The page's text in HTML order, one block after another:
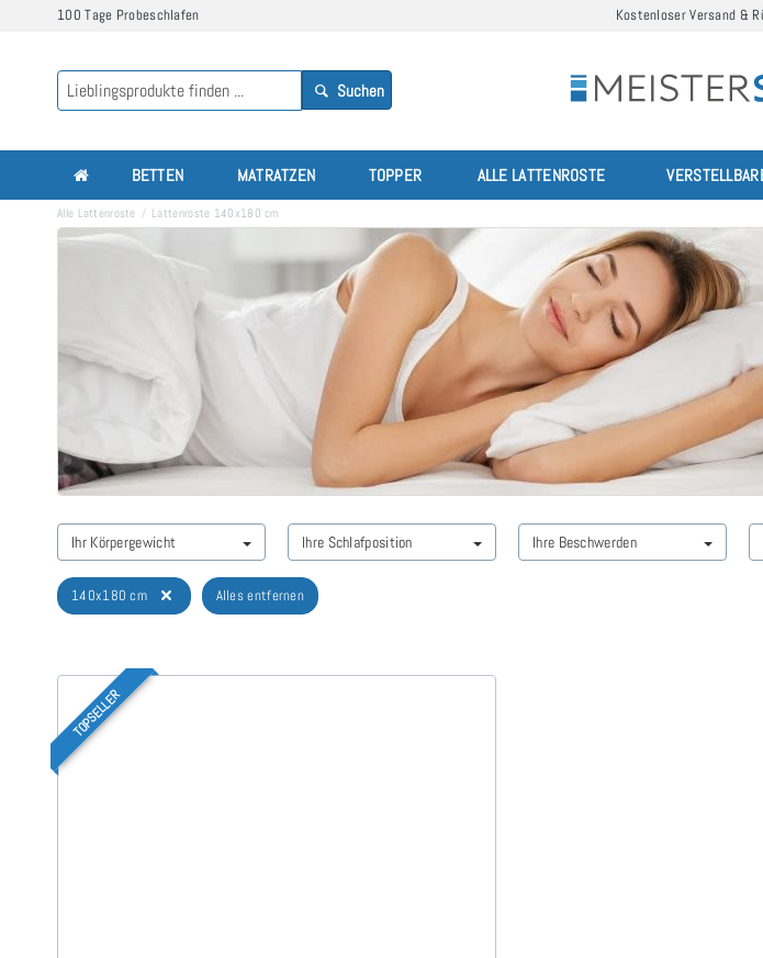
100 Tage Probeschlafen Kostenloser Versand &
Suchen
BETTEN MATRATZEN TOPPER ALLE LATTENROSTE
Alle Lattenroste Lattenroste 140x180 cm
Ihr Körpergewicht Ihre Schlafposition Ihre Beschwerden
140x180 cm Alles entfernen
TOPSELLER